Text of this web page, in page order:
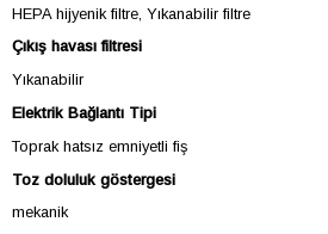
HEPA hijyenik filtre, Yıkanabilir filtre
Çıkış havası filtresi
Yıkanabilir
Elektrik Bağlantı Tipi
Toprak hatsız emniyetli fiş
Toz doluluk göstergesi
mekanik